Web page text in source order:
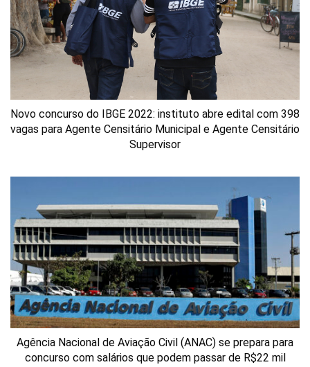
Novo concurso do IBGE 2022: instituto abre edital com 398
vagas para Agente Censitário Municipal e Agente Censitário
Supervisor
Agência Nacional de Aviação Civil (ANAC) se prepara para
concurso com salários que podem passar de R$22 mil